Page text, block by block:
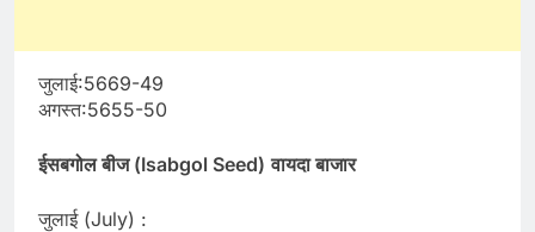
जुलाई:5669-49
अगस्त:5655-50
ईसबगोल बीज (Isabgol Seed) वायदा बाजार
जुलाई (July) :